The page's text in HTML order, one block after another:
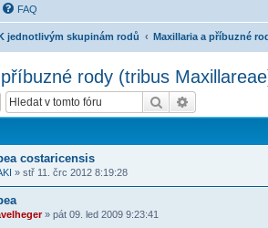
FAQ
jednotlivým skupinám rodů Maxillaria a příbuzné
rody (tribus
Hledat
costaricensis
» stř 11. črc 2012 8:19:28
» pát 09. led 2009 9:23:41